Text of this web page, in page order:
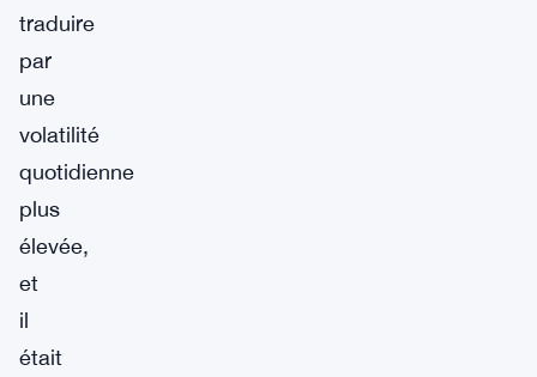
traduire
par
une
volatilité
quotidienne
plus
élevée,
et
il
était